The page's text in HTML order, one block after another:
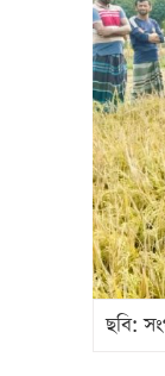
ছবি: